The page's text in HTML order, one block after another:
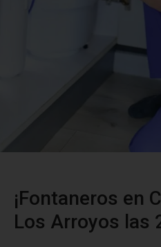
¡Fontaneros en
Los Arroyos las